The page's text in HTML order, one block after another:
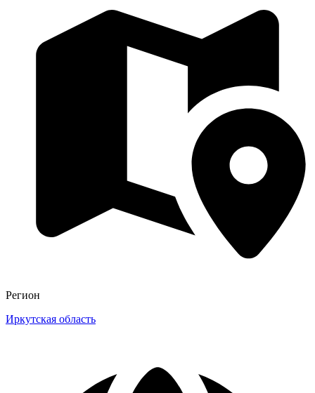
Регион
Иркутская область